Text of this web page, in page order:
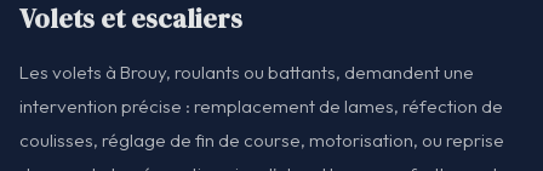
Volets et escaliers
Les volets à Brouy, roulants ou battants, demandent une
intervention précise : remplacement de lames, réfection de
coulisses, réglage de fin de course, motorisation, ou reprise